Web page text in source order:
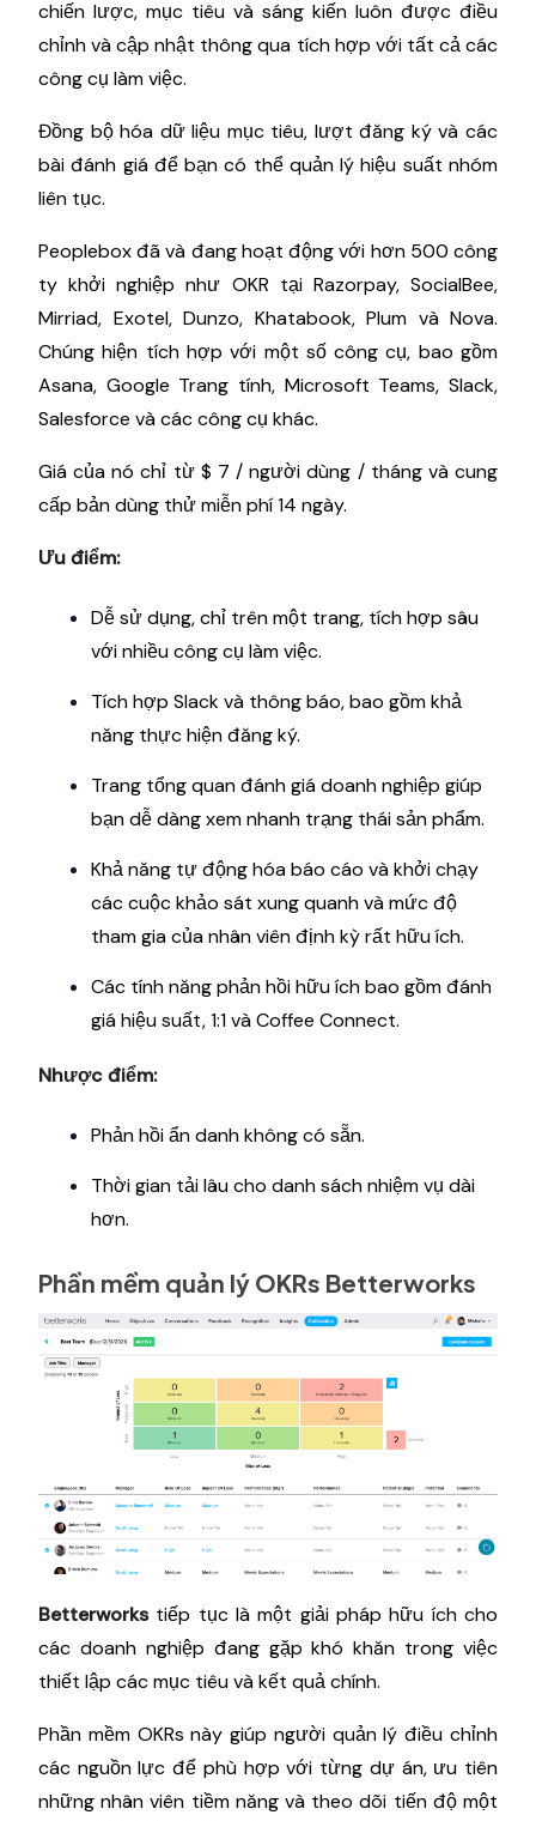
chiến lược, mục tiêu và sáng kiến ​​luôn được điều
chỉnh và cập nhật thông qua tích hợp với tất cả các
công cụ làm việc.
Đồng bộ hóa dữ liệu mục tiêu, lượt đăng ký và các
bài đánh giá để bạn có thể quản lý hiệu suất nhóm
liên tục.
Peoplebox đã và đang hoạt động với hơn 500 công
ty khởi nghiệp như OKR tại Razorpay, SocialBee,
Mirriad, Exotel, Dunzo, Khatabook, Plum và Nova.
Chúng hiện tích hợp với một số công cụ, bao gồm
Asana, Google Trang tính, Microsoft Teams, Slack,
Salesforce và các công cụ khác.
Giá của nó chỉ từ $ 7 / người dùng / tháng và cung
cấp bản dùng thử miễn phí 14 ngày.
Ưu điểm:
Dễ sử dụng, chỉ trên một trang, tích hợp sâu
với nhiều công cụ làm việc.
Tích hợp Slack và thông báo, bao gồm khả
năng thực hiện đăng ký.
Trang tổng quan đánh giá doanh nghiệp giúp
bạn dễ dàng xem nhanh trạng thái sản phẩm.
Khả năng tự động hóa báo cáo và khởi chạy
các cuộc khảo sát xung quanh và mức độ
tham gia của nhân viên định kỳ rất hữu ích.
Các tính năng phản hồi hữu ích bao gồm đánh
giá hiệu suất, 1:1 và Coffee Connect.
Nhược điểm:
Phản hồi ẩn danh không có sẵn.
Thời gian tải lâu cho danh sách nhiệm vụ dài
hơn.
Phần mềm quản lý OKRs Betterworks
Betterworkstiếp tục là một giải pháp hữu ích cho
các doanh nghiệp đang gặp khó khăn trong việc
thiết lập các mục tiêu và kết quả chính.
Phần mềm OKRs này giúp người quản lý điều chỉnh
các nguồn lực để phù hợp với từng dự án, ưu tiên
những nhân viên tiềm năng và theo dõi tiến độ một